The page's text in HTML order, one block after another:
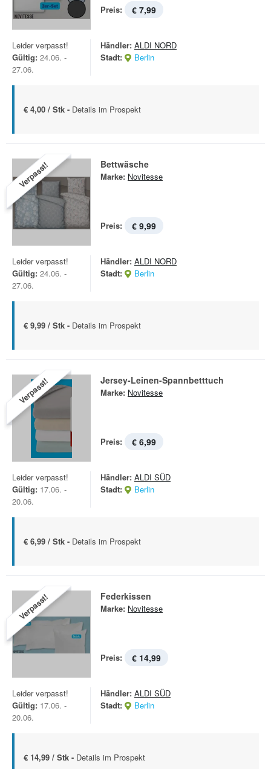
Preis: € 7,99
Leider verpasst!
Gültig: 24.06. -
27.06.
Händler: ALDI NORD
Stadt:
Berlin
€ 4,00 / Stk - Details im Prospekt
Verpasst! Bettwäsche
Marke: Novitesse
Preis: € 9,99
Leider verpasst!
Gültig: 24.06. -
27.06.
Händler: ALDI NORD
Stadt:
Berlin
€ 9,99 / Stk - Details im Prospekt
Verpasst! Jersey-Leinen-Spannbetttuch
Marke: Novitesse
Preis: € 6,99
Leider verpasst!
Gültig: 17.06. -
20.06.
Händler: ALDI SÜD
Stadt:
Berlin
€ 6,99 / Stk - Details im Prospekt
Verpasst! Federkissen
Marke: Novitesse
Preis: € 14,99
Leider verpasst!
Gültig: 17.06. -
20.06.
Händler: ALDI SÜD
Stadt:
Berlin
€ 14,99 / Stk - Details im Prospekt